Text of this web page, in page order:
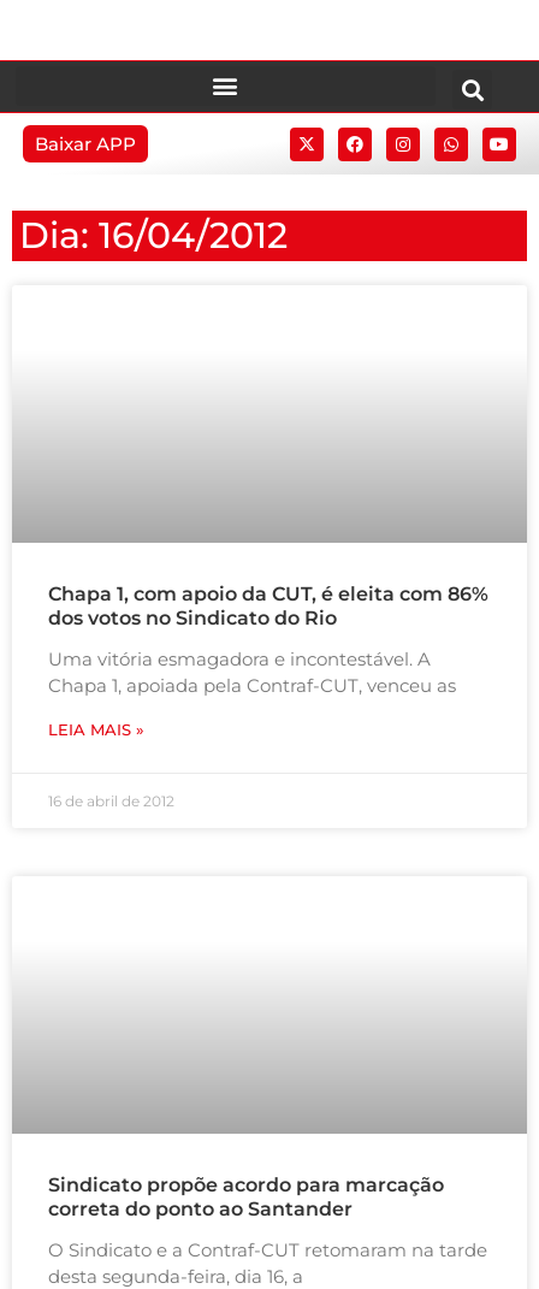
Baixar APP
Dia: 16/04/2012
Chapa 1, com apoio da CUT, é eleita com 86%
dos votos no Sindicato do Rio
Uma vitória esmagadora e incontestável. A
Chapa 1, apoiada pela Contraf-CUT, venceu as
LEIA MAIS »
16 de abril de 2012
Sindicato propõe acordo para marcação
correta do ponto ao Santander
O Sindicato e a Contraf-CUT retomaram na tarde
desta segunda-feira, dia 16, a